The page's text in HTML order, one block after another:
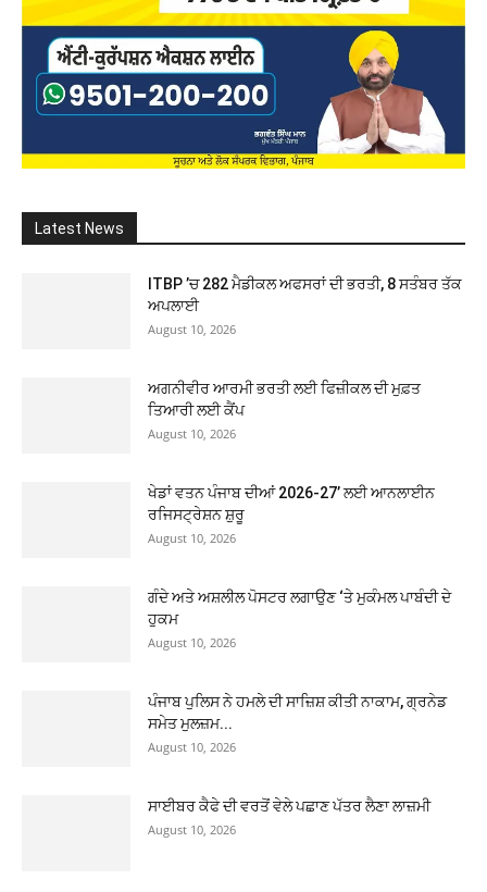
Latest News
ITBP ’ਚ 282 ਮੈਡੀਕਲ ਅਫਸਰਾਂ ਦੀ ਭਰਤੀ, 8 ਸਤੰਬਰ ਤੱਕ
ਅਪਲਾਈ
August 10, 2026
ਅਗਨੀਵੀਰ ਆਰਮੀ ਭਰਤੀ ਲਈ ਫਿਜ਼ੀਕਲ ਦੀ ਮੁਫ਼ਤ
ਤਿਆਰੀ ਲਈ ਕੈਂਪ
August 10, 2026
ਖੇਡਾਂ ਵਤਨ ਪੰਜਾਬ ਦੀਆਂ 2026-27’ ਲਈ ਆਨਲਾਈਨ
ਰਜਿਸਟ੍ਰੇਸ਼ਨ ਸ਼ੁਰੂ
August 10, 2026
ਗੰਦੇ ਅਤੇ ਅਸ਼ਲੀਲ ਪੋਸਟਰ ਲਗਾਉਣ ‘ਤੇ ਮੁਕੰਮਲ ਪਾਬੰਦੀ ਦੇ
ਹੁਕਮ
August 10, 2026
ਪੰਜਾਬ ਪੁਲਿਸ ਨੇ ਹਮਲੇ ਦੀ ਸਾਜ਼ਿਸ਼ ਕੀਤੀ ਨਾਕਾਮ, ਗ੍ਰਨੇਡ
ਸਮੇਤ ਮੁਲਜ਼ਮ...
August 10, 2026
ਸਾਈਬਰ ਕੈਫੇ ਦੀ ਵਰਤੋਂ ਵੇਲੇ ਪਛਾਣ ਪੱਤਰ ਲੈਣਾ ਲਾਜ਼ਮੀ
August 10, 2026